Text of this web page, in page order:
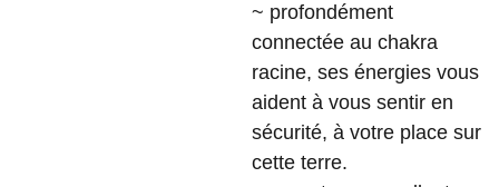
~ profondément
connectée au chakra
racine, ses énergies vous
aident à vous sentir en
sécurité, à votre place sur
cette terre.